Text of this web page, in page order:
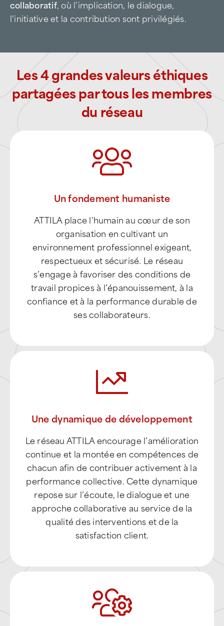
collaboratif, où l’implication, le dialogue,
l’initiative et la contribution sont privilégiés.
Les 4 grandes valeurs éthiques
partagées par tous les membres
du réseau
ATTILA place l’humain au cœur de son
organisation en cultivant un
environnement professionnel exigeant,
respectueux et sécurisé. Le réseau
s’engage à favoriser des conditions de
travail propices à l’épanouissement, à la
confiance et à la performance durable de
Une dynamique de développement
Le réseau ATTILA encourage l’amélioration
continue et la montée en compétences de
chacun afin de contribuer activement à la
performance collective. Cette dynamique
repose sur l’écoute, le dialogue et une
approche collaborative au service de la
qualité des interventions et de la